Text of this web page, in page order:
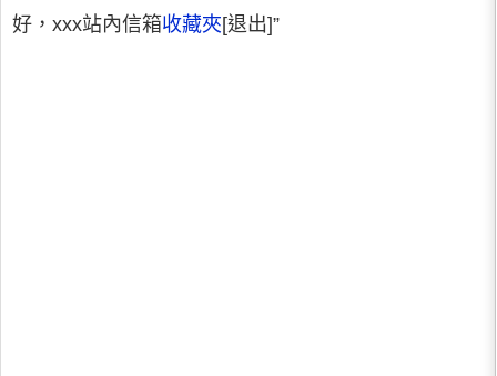
好，xxx站內信箱收藏夾[退出]”